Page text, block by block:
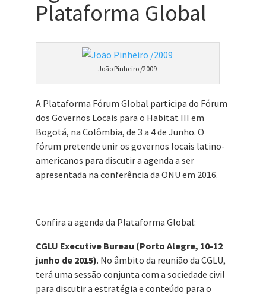
Plataforma Global
João Pinheiro /2009
A Plataforma Fórum Global participa do Fórum
dos Governos Locais para o Habitat III em
Bogotá, na Colômbia, de 3 a 4 de Junho. O
fórum pretende unir os governos locais latino-
americanos para discutir a agenda a ser
apresentada na conferência da ONU em 2016.
Confira a agenda da Plataforma Global:
CGLU Executive Bureau (Porto Alegre, 10-12
junho de 2015). No âmbito da reunião da CGLU,
terá uma sessão conjunta com a sociedade civil
para discutir a estratégia e conteúdo para o